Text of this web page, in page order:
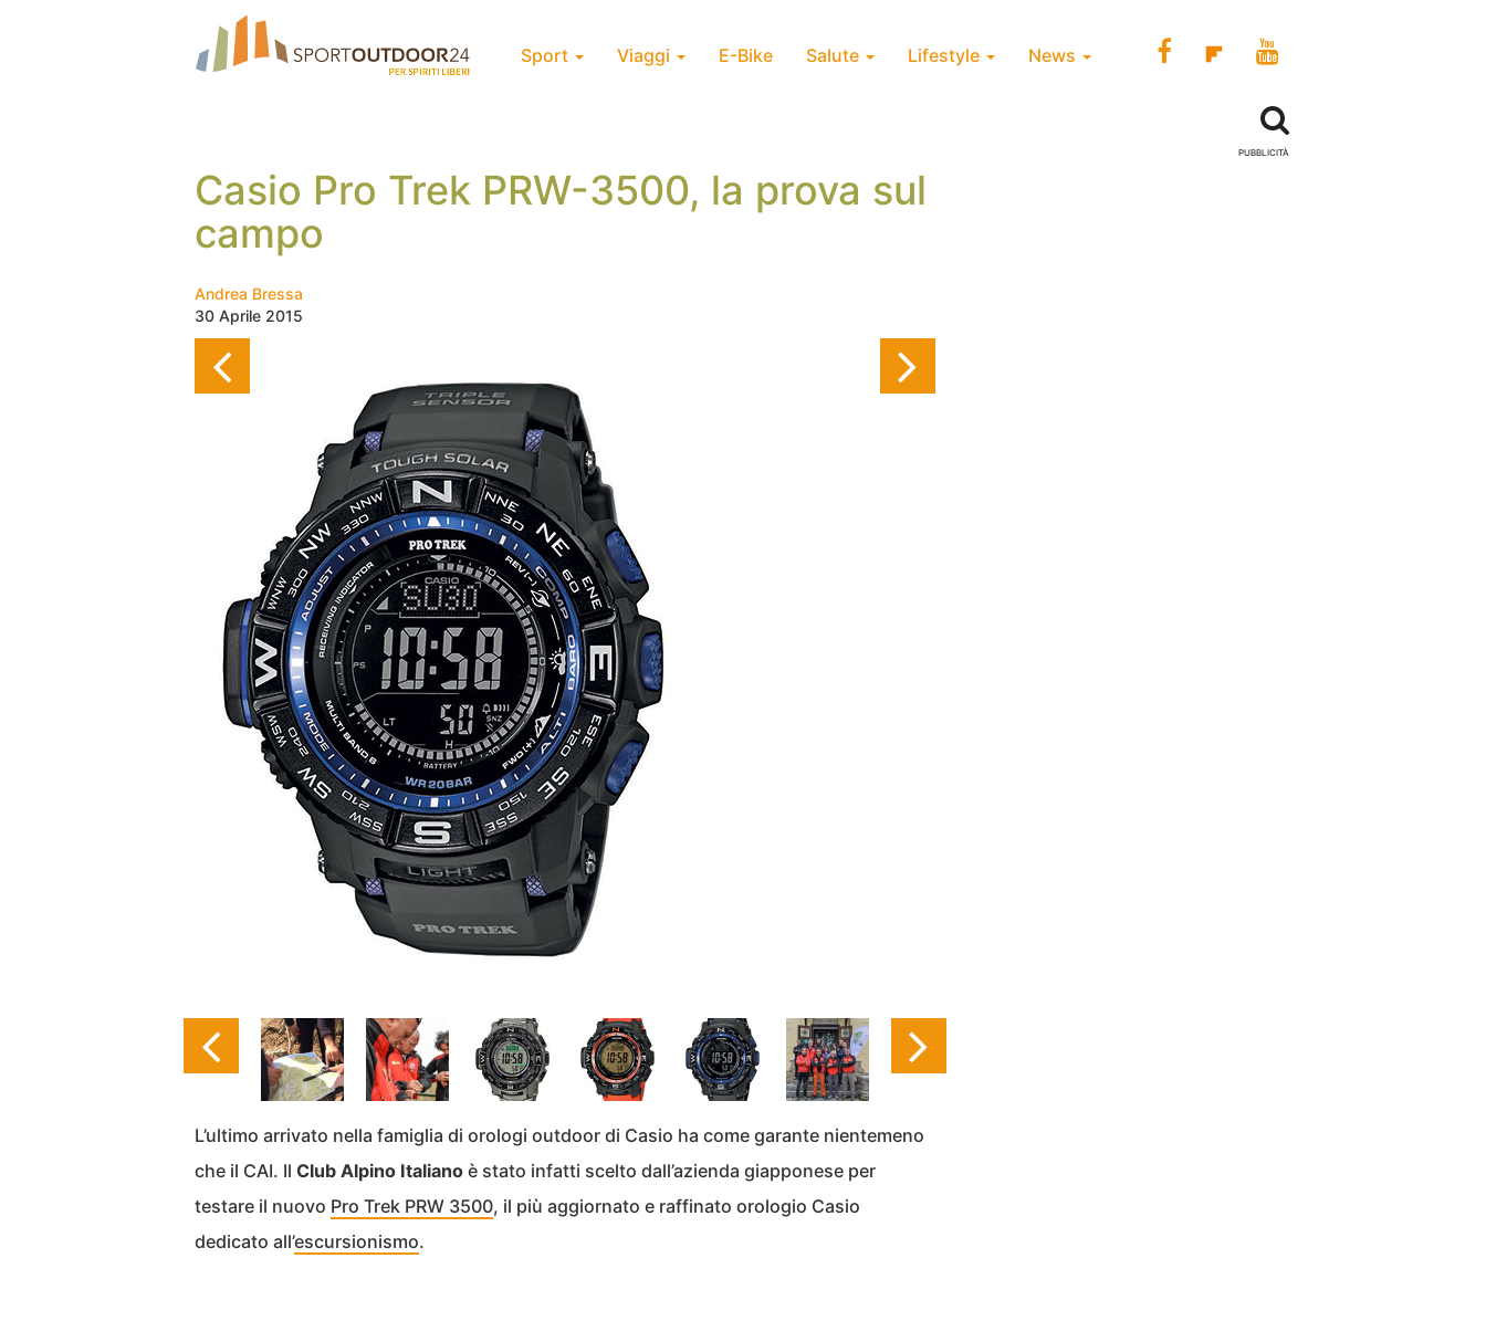
Sport Viaggi E-Bike Salute Lifestyle News
Casio Pro Trek PRW-3500, la prova sul
campo
Andrea Bressa
30 Aprile 2015
L’ultimo arrivato nella famiglia di orologi outdoor di Casio ha come garante nientemeno
che il CAI. Il Club Alpino Italiano è stato infatti scelto dall’azienda giapponese per
testare il nuovo Pro Trek PRW 3500, il più aggiornato e raffinato orologio Casio
dedicato all’escursionismo.
PUBBLICITÀ